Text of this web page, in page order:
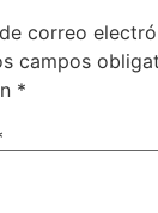
correo
campos
*